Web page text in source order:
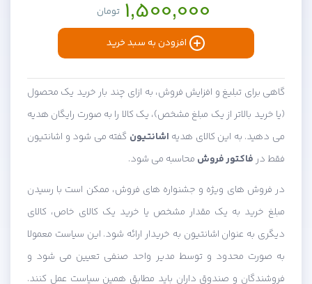
تومان
گاهی برای تبلیغ و افزایش فروش، به ازای چند بار خرید یک محصول
(یا خرید بالاتر از یک مبلغ مشخص)، یک کالا را به صورت رایگان هدیه
می دهید. به این کالای هدیه اشانتیون گفته می شود و اشانتیون
فقط در فاکتور فروش محاسبه می شود.
در فروش های ویژه و جشنواره های فروش، ممکن است با رسیدن
مبلغ خرید به یک مقدار مشخص یا خرید یک کالای خاص، کالای
دیگری به عنوان اشانتیون به خریدار ارائه شود. این سیاست معمولا
به صورت محدود و توسط مدیر واحد صنفی تعیین می شود و
فروشندگان و صندوق داران باید مطابق همین سیاست عمل کنند.